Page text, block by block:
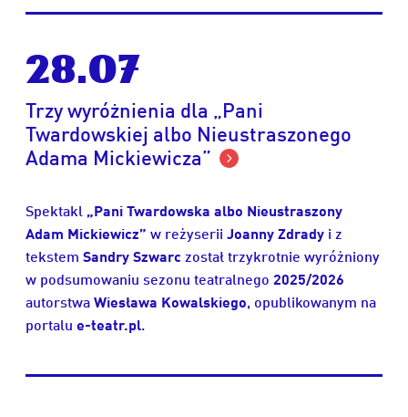
28.07
Trzy wyróżnienia dla „Pani
Twardowskiej albo Nieustraszonego
Adama Mickiewicza”
Spektakl „Pani Twardowska albo Nieustraszony
Adam Mickiewicz” w reżyserii Joanny Zdrady i z
tekstem Sandry Szwarc został trzykrotnie wyróżniony
w podsumowaniu sezonu teatralnego 2025/2026
autorstwa Wiesława Kowalskiego, opublikowanym na
portalu e-teatr.pl.